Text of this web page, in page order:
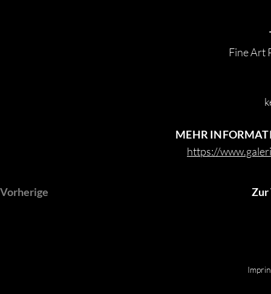
Fine Art
MEHR
Vorherige Zur
https://